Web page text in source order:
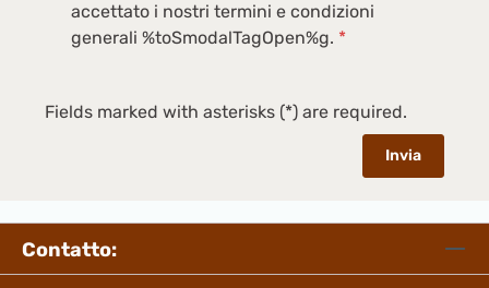
accettato i nostri termini e condizioni
generali %toSmodalTagOpen%g. *
Fields marked with asterisks (*) are required.
Invia
Contatto: